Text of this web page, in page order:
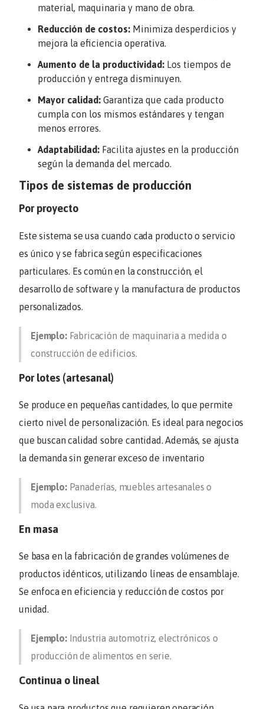
material, maquinaria y mano de obra.
Reducción de costos: Minimiza desperdicios y
mejora la eficiencia operativa.
Aumento de la productividad: Los tiempos de
producción y entrega disminuyen.
Mayor calidad: Garantiza que cada producto
cumpla con los mismos estándares y tengan
menos errores.
Adaptabilidad: Facilita ajustes en la producción
según la demanda del mercado.
Tipos de sistemas de producción
Por proyecto
Este sistema se usa cuando cada producto o servicio
es único y se fabrica según especificaciones
particulares. Es común en la construcción, el
desarrollo de software y la manufactura de productos
personalizados.
Ejemplo:Fabricación de maquinaria a medida o
construcción de edificios.
Por lotes (artesanal)
Se produce en pequeñas cantidades, lo que permite
cierto nivel de personalización. Es ideal para negocios
que buscan calidad sobre cantidad. Además, se ajusta
la demanda sin generar exceso de inventario
Ejemplo:Panaderías, muebles artesanales o
moda exclusiva.
En masa
Se basa en la fabricación de grandes volúmenes de
productos idénticos, utilizando líneas de ensamblaje.
Se enfoca en eficiencia y reducción de costos por
unidad.
Ejemplo:Industria automotriz, electrónicos o
producción de alimentos en serie.
Continua o lineal